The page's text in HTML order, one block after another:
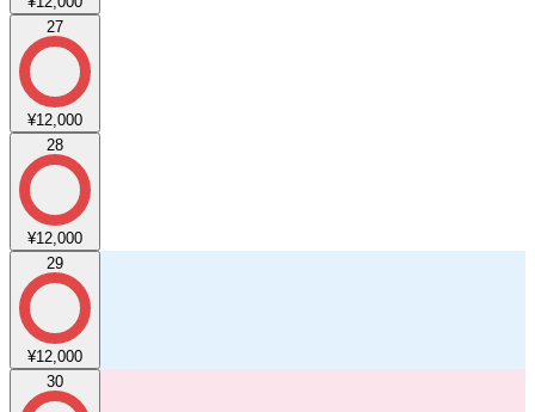
27
¥12,000
28
¥12,000
29
¥12,000
30